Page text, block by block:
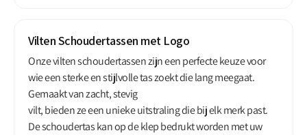
Vilten Schoudertassen met Logo
Onze vilten schoudertassen zijn een perfecte keuze voor
wie een sterke en stijlvolle tas zoekt die lang meegaat.
Gemaakt van zacht, stevig
vilt, bieden ze een unieke uitstraling die bij elk merk past.
De schoudertas kan op de klep bedrukt worden met uw